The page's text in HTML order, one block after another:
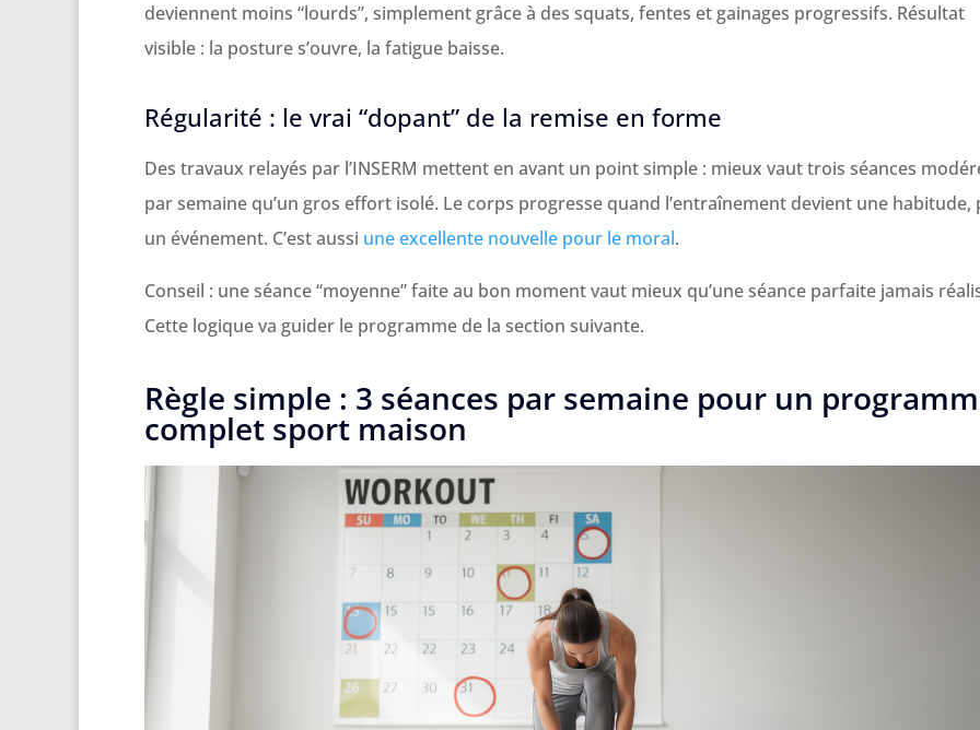
deviennent moins “lourds”, simplement grâce à des squats, fentes et gainages progressifs. Résultat
visible : la posture s’ouvre, la fatigue baisse.
Régularité : le vrai “dopant” de la remise en forme
Des travaux relayés par l’INSERM mettent en avant un point simple : mieux vaut trois séances
par semaine qu’un gros effort isolé. Le corps progresse quand l’entraînement devient une habitude,
un événement. C’est aussi une excellente nouvelle pour le moral.
Conseil : une séance “moyenne” faite au bon moment vaut mieux qu’une séance parfaite jamais
Cette logique va guider le programme de la section suivante.
Règle simple : 3 séances par semaine pour un
complet sport maison